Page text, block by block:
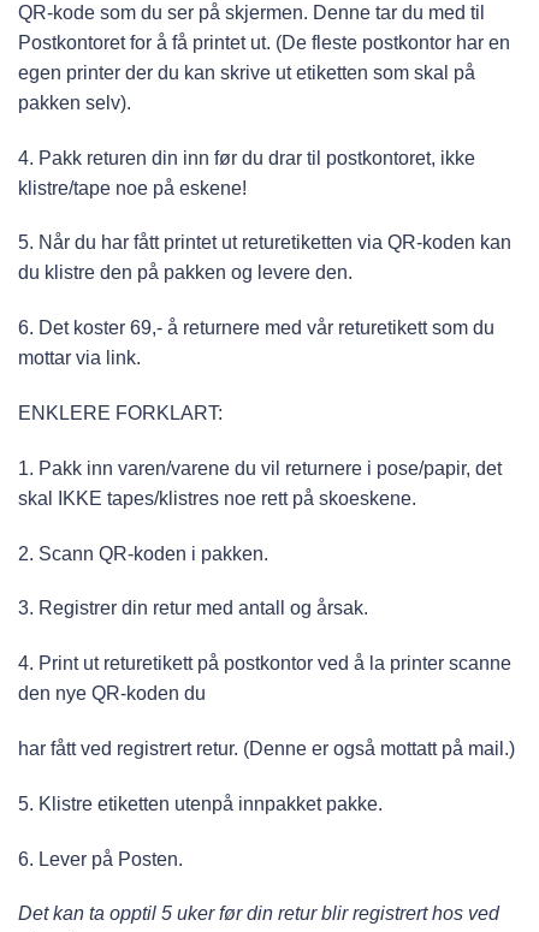
QR-kode som du ser på skjermen. Denne tar du med til
Postkontoret for å få printet ut. (De fleste postkontor har en
egen printer der du kan skrive ut etiketten som skal på
pakken selv).
4. Pakk returen din inn før du drar til postkontoret, ikke
klistre/tape noe på eskene!
5. Når du har fått printet ut returetiketten via QR-koden kan
du klistre den på pakken og levere den.
6. Det koster 69,- å returnere med vår returetikett som du
mottar via link.
ENKLERE FORKLART:
1. Pakk inn varen/varene du vil returnere i pose/papir, det
skal IKKE tapes/klistres noe rett på skoeskene.
2. Scann QR-koden i pakken.
3. Registrer din retur med antall og årsak.
4. Print ut returetikett på postkontor ved å la printer scanne
den nye QR-koden du
har fått ved registrert retur. (Denne er også mottatt på mail.)
5. Klistre etiketten utenpå innpakket pakke.
6. Lever på Posten.
Detkan ta opptil 5 uker før din retur blir registrert hos ved